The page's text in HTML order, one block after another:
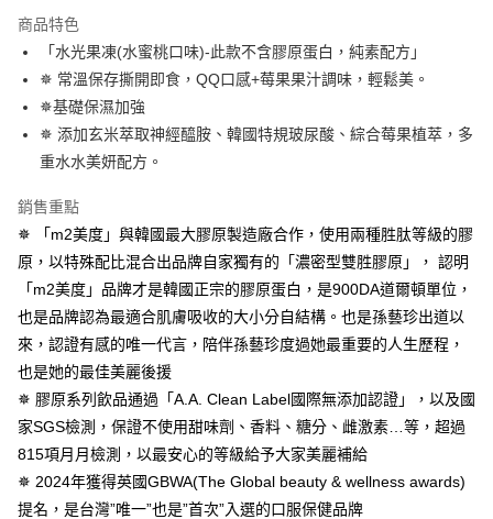
便利好安心！
１．簡單：不需註冊會員、不需綁卡、不需儲值。
２．便利：只要手機號碼，簡訊認證，即可結帳。
３．安心：先確認商品／服務後，再付款。
【「AFTEE先享後付」結帳流程】
１．於結帳方式選擇「AFTEE先享後付」後，將跳轉至「AFTEE先享後付」
結帳頁面，進行簡訊認證並確認金額後，即可完成結帳。
２．訂單成立數日內，您將收到繳費通知簡訊。
ATM／網路銀行／等多元方式進行付款，方視為交易完成。
※ 請注意：結帳手續完成當下不需立刻繳費，但若您需要取消訂單，請聯絡
購買商品的店家。未經商家同意取消之訂單仍視為有效，需透過AFTEE先享
後付繳納相關費用。
※ 交易是否成功請以「AFTEE先享後付 」之結帳頁面顯示為準，若有關於
是否繳費成功／繳費後需取消欲退款等相關疑問，請聯繫「AFTEE先享後付
【注意事項】
１．透過由恩沛科技股份有限公司提供之「AFTEE先享後付」服務完成之交
易，需依本服務之必要範圍內提供個人資料，並將交易相關給付款項請求債
權轉讓予恩沛科技股份有限公司。
２．關於個人資料處理事宜，請瀏覽以下網址：
３．未成年的使用者請事先徵得法定代理人或監護人之同意方可使用
「AFTEE先享後付」，若未經同意申辦者引起之損失，本公司不負相關責
運送方式
全家付款取貨
每筆NT$100，滿NT$600(含以上)免運費
付款後全家取貨
每筆NT$100，滿NT$600(含以上)免運費
付款後萊爾富取貨
每筆NT$100，滿NT$600(含以上)免運費
7-11付款取貨
每筆NT$100，滿NT$600(含以上)免運費
付款後7-11取貨
每筆NT$100，滿NT$600(含以上)免運費
宅配
商品特色
「水光果凍(水蜜桃口味)-此款不含膠原蛋白，純素配方」
✵ 常溫保存撕開即食，QQ口感+莓果果汁調味，輕鬆美。
✵基礎保濕加強
✵ 添加玄米萃取神經醯胺、韓國特規玻尿酸、綜合莓果植萃，多
重水水美妍配方。
銷售重點
✵ 「m2美度」與韓國最大膠原製造廠合作，使用兩種胜肽等級的膠
原，以特殊配比混合出品牌自家獨有的「濃密型雙胜膠原」， 認明
「m2美度」品牌才是韓國正宗的膠原蛋白，是900DA道爾頓單位，
也是品牌認為最適合肌膚吸收的大小分自結構。也是孫藝珍出道以
來，認證有感的唯一代言，陪伴孫藝珍度過她最重要的人生歷程，
也是她的最佳美麗後援
✵ 膠原系列飲品通過「A.A. Clean Label國際無添加認證」，以及國
家SGS檢測，保證不使用甜味劑、香料、糖分、雌激素…等，超過
815項月月檢測，以最安心的等級給予大家美麗補給
✵ 2024年獲得英國GBWA(The Global beauty & wellness awards)
提名，是台灣”唯一”也是”首次”入選的口服保健品牌